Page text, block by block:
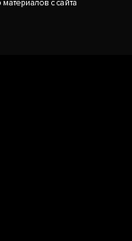
с сайта